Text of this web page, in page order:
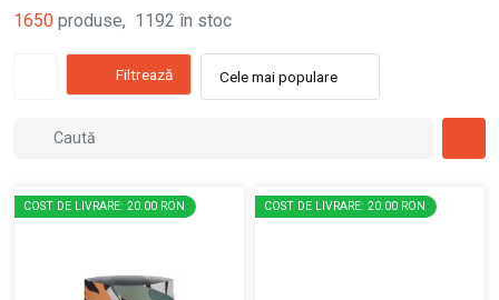
1650 produse, 1192 în stoc
Filtrează Cele mai populare
COST DE LIVRARE: 20.00 RON COST DE LIVRARE: 20.00 RON